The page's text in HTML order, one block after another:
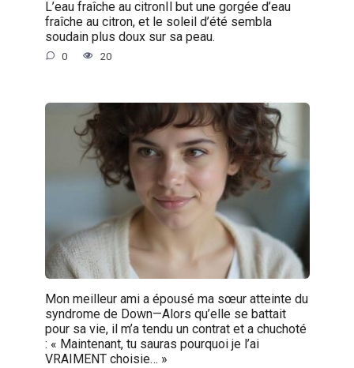
L’eau fraîche au citronIl but une gorgée d’eau
fraîche au citron, et le soleil d’été sembla
soudain plus doux sur sa peau.
0 20
Mon meilleur ami a épousé ma sœur atteinte du
syndrome de Down—Alors qu’elle se battait
pour sa vie, il m’a tendu un contrat et a chuchoté
: « Maintenant, tu sauras pourquoi je l’ai
VRAIMENT choisie… »